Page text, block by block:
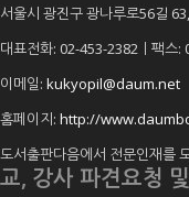
서울시 광진구 광나루로56길
대표전화: 02-453-2382ㅣ팩스:
이메일: kukyopil@daum.net
홈페이지: http://
도서출판다음에서 전문인재를
교, 강사 파견요청